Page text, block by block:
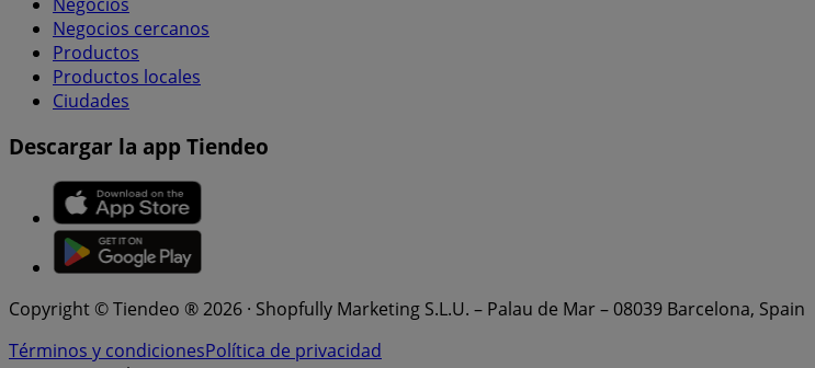
Negocios cercanos
Productos
Productos locales
Ciudades
Descargar la app Tiendeo
Copyright © Tiendeo ® 2026 · Shopfully Marketing S.L.U. – Palau de Mar – 08039 Barcelona, Spain
Términos y condicionesPolítica de privacidad